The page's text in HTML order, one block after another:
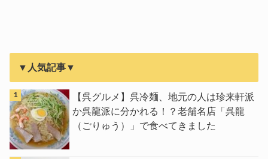
▼人気記事▼
【呉グルメ】呉冷麺、地元の人は珍来軒派
か呉龍派に分かれる！？老舗名店「呉龍
（ごりゅう）」で食べてきました